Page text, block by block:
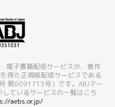
電子書籍配信サービスが、著作
得た正規版配信サービスである
第6091713号）です。ABJマー
ているサービスの一覧はこち
aebs.or.jp/